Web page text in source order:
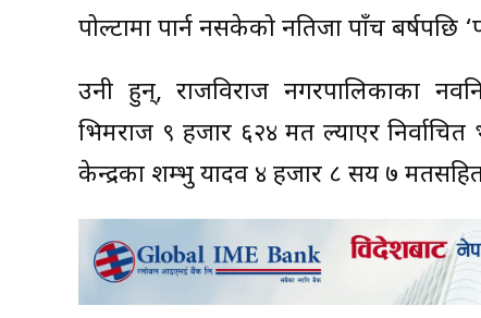
पोल्टामा पार्न नसकेको नतिजा पाँच
उनी हुन्, राजविराज नगरपालिकाका
भिमराज ९ हजार ६२४ मत ल्याएर
केन्द्रका शम्भु यादव ४ हजार ८ सय ७